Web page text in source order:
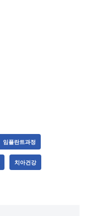
임플란트과정
치아건강